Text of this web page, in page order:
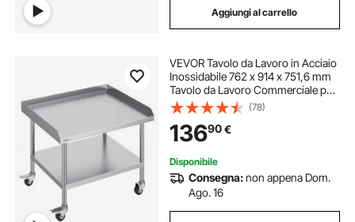
Aggiungi al carrello
VEVOR Tavolo da Lavoro in Acciaio
Inossidabile 762 x 914 x 751,6 mm
Tavolo da Lavoro Commerciale per
Preparazione degli Alimenti 4
Ruote, Alzatina su 3 Lati, Tavolo da
Lavoro in Metallo per Ristorante
(78)
13690€
Disponibile
Consegna:non appena Dom.
Ago. 16